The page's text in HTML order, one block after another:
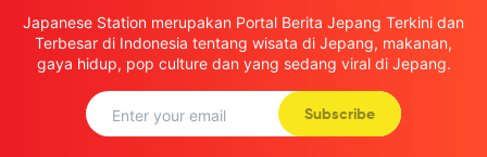
Japanese Station merupakan Portal Berita Jepang Terkini dan
Terbesar di Indonesia tentang wisata di Jepang, makanan,
gaya hidup, pop culture dan yang sedang viral di Jepang.
Subscribe